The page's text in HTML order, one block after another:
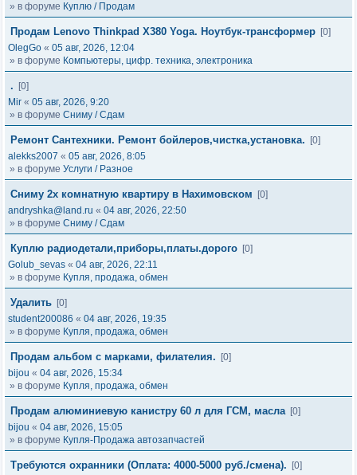
» в форуме Куплю / Продам
Продам Lenovo Thinkpad X380 Yoga. Ноутбук-трансформер [0]
OlegGo « 05 авг, 2026, 12:04
» в форуме Компьютеры, цифр. техника, электроника
.
[0]
Mir « 05 авг, 2026, 9:20
» в форуме Сниму / Сдам
Ремонт Сантехники. Ремонт бойлеров,чистка,установка.
[0]
alekks2007 « 05 авг, 2026, 8:05
» в форуме Услуги / Разное
Сниму 2х комнатную квартиру в Нахимовском
[0]
andryshka@land.ru « 04 авг, 2026, 22:50
» в форуме Сниму / Сдам
Куплю радиодетали,приборы,платы.дорого [0]
Golub_sevas « 04 авг, 2026, 22:11
» в форуме Купля, продажа, обмен
Удалить [0]
student200086 « 04 авг, 2026, 19:35
» в форуме Купля, продажа, обмен
Продам альбом с марками, филателия.
[0]
bijou « 04 авг, 2026, 15:34
» в форуме Купля, продажа, обмен
Продам алюминиевую канистру 60 л для ГСМ, масла [0]
bijou « 04 авг, 2026, 15:05
» в форуме Купля-Продажа автозапчастей
Требуются охранники (Оплата: 4000-5000 руб./смена).
[0]